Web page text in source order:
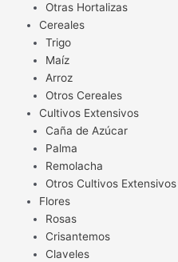
Otras Hortalizas
Cereales
Trigo
Maíz
Arroz
Otros Cereales
Cultivos Extensivos
Caña de Azúcar
Palma
Remolacha
Otros Cultivos Extensivos
Flores
Rosas
Crisantemos
Claveles